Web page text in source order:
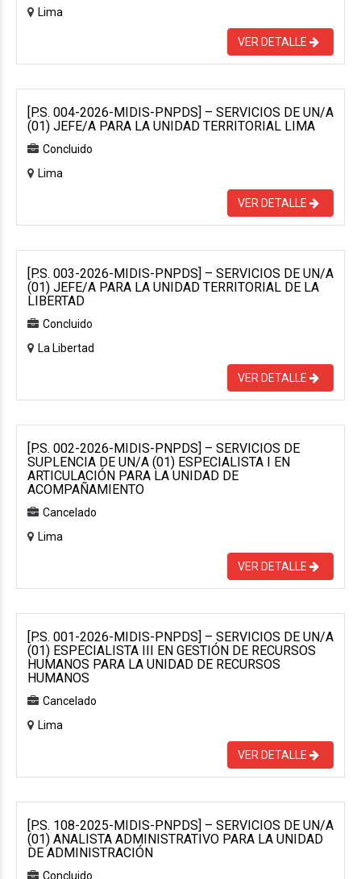
Lima
VER DETALLE
[P.S. 004-2026-MIDIS-PNPDS] – SERVICIOS DE UN/A
(01) JEFE/A PARA LA UNIDAD TERRITORIAL LIMA
Concluido
Lima
VER DETALLE
[P.S. 003-2026-MIDIS-PNPDS] – SERVICIOS DE UN/A
(01) JEFE/A PARA LA UNIDAD TERRITORIAL DE LA
LIBERTAD
Concluido
La Libertad
VER DETALLE
[P.S. 002-2026-MIDIS-PNPDS] – SERVICIOS DE
SUPLENCIA DE UN/A (01) ESPECIALISTA I EN
ARTICULACIÓN PARA LA UNIDAD DE
ACOMPAÑAMIENTO
Cancelado
Lima
VER DETALLE
[P.S. 001-2026-MIDIS-PNPDS] – SERVICIOS DE UN/A
(01) ESPECIALISTA III EN GESTIÓN DE RECURSOS
HUMANOS PARA LA UNIDAD DE RECURSOS
HUMANOS
Cancelado
Lima
VER DETALLE
[P.S. 108-2025-MIDIS-PNPDS] – SERVICIOS DE UN/A
(01) ANALISTA ADMINISTRATIVO PARA LA UNIDAD
DE ADMINISTRACIÓN
Concluido